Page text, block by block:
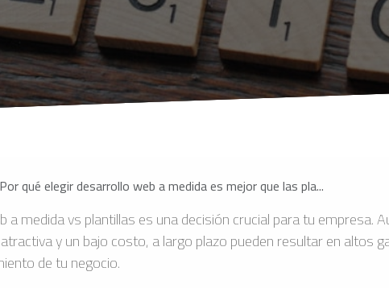
qué elegir desarrollo web a medida es mejor que las pla...
a medida vs plantillas es una decisión crucial para tu empresa.
atractiva y un bajo costo, a largo plazo pueden resultar en altos
de tu negocio.